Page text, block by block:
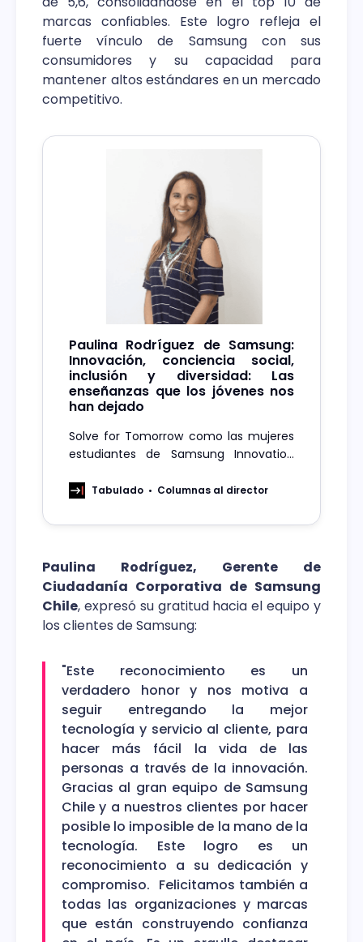
marcas confiables. Este logro refleja el
fuerte vínculo de Samsung con sus
consumidores y su capacidad para
mantener altos estándares en un mercado
competitivo.
Paulina Rodríguez de Samsung:
Innovación, conciencia social,
inclusión y diversidad: Las
enseñanzas que los jóvenes nos
han dejado
Solve for Tomorrow como las mujeres
estudiantes de Samsung Innovation
fuente de inspiración y cambio
Tabulado Columnas al director
Paulina Rodríguez, Gerente de
Ciudadanía Corporativa de Samsung
Chile, expresó su gratitud hacia el equipo y
los clientes de Samsung:
"Este reconocimiento es un
verdadero honor y nos motiva a
seguir entregando la mejor
tecnología y servicio al cliente, para
hacer más fácil la vida de las
personas a través de la innovación.
Gracias al gran equipo de Samsung
Chile y a nuestros clientes por hacer
posible lo imposible de la mano de la
tecnología. Este logro es un
reconocimiento a su dedicación y
compromiso. Felicitamos también a
todas las organizaciones y marcas
que están construyendo confianza